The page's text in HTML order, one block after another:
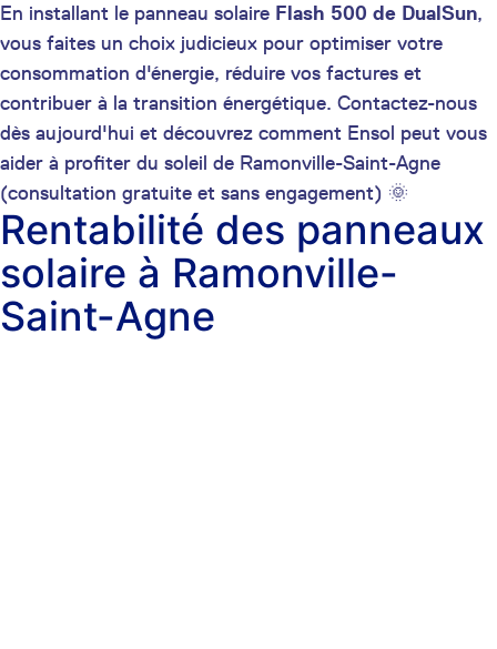
En installant le panneau solaire Flash 500 de DualSun,
vous faites un choix judicieux pour optimiser votre
consommation d'énergie, réduire vos factures et
contribuer à la transition énergétique. Contactez-nous
dès aujourd'hui et découvrez comment Ensol peut vous
aider à profiter du soleil de Ramonville-Saint-Agne
(consultation gratuite et sans engagement) 🌞
Rentabilité des panneaux
solaire à Ramonville-
Saint-Agne